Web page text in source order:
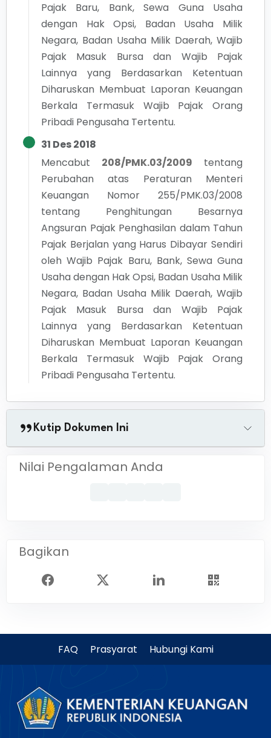
Pajak Baru, Bank, Sewa Guna Usaha
dengan Hak Opsi, Badan Usaha Milik
Negara, Badan Usaha Milik Daerah, Wajib
Pajak Masuk Bursa dan Wajib Pajak
Lainnya yang Berdasarkan Ketentuan
Diharuskan Membuat Laporan Keuangan
Berkala Termasuk Wajib Pajak Orang
Pribadi Pengusaha Tertentu.
31 Des 2018
Mencabut
208/PMK.03/2009
tentang
Perubahan atas Peraturan Menteri
Keuangan Nomor 255/PMK.03/2008
tentang Penghitungan Besarnya
Angsuran Pajak Penghasilan dalam Tahun
Pajak Berjalan yang Harus Dibayar Sendiri
oleh Wajib Pajak Baru, Bank, Sewa Guna
Usaha dengan Hak Opsi, Badan Usaha Milik
Negara, Badan Usaha Milik Daerah, Wajib
Pajak Masuk Bursa dan Wajib Pajak
Lainnya yang Berdasarkan Ketentuan
Diharuskan Membuat Laporan Keuangan
Berkala Termasuk Wajib Pajak Orang
Pribadi Pengusaha Tertentu.
Kutip Dokumen Ini
Nilai Pengalaman Anda
Bagikan
FAQ Prasyarat Hubungi Kami